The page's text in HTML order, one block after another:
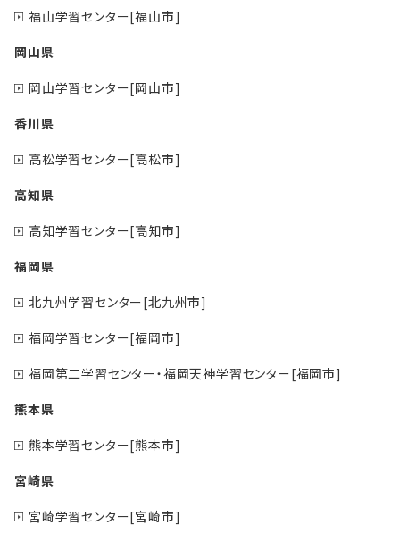
福山学習センター[福山市]
岡山県
岡山学習センター[岡山市]
香川県
高松学習センター[高松市]
高知県
高知学習センター[高知市]
福岡県
北九州学習センター[北九州市]
福岡学習センター[福岡市]
福岡第二学習センター・福岡天神学習センター[福岡市]
熊本県
熊本学習センター[熊本市]
宮崎県
宮崎学習センター[宮崎市]